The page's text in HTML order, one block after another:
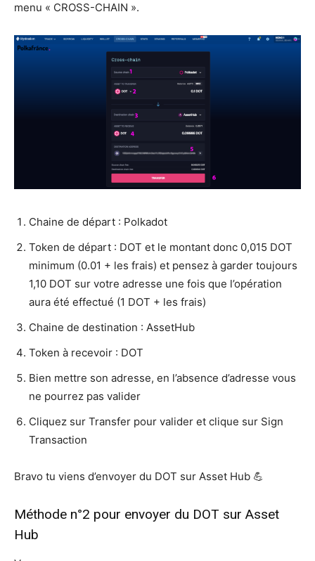
menu « CROSS-CHAIN ».
Chaine de départ : Polkadot
Token de départ : DOT et le montant donc 0,015 DOT
minimum (0.01 + les frais) et pensez à garder toujours
1,10 DOT sur votre adresse une fois que l’opération
aura été effectué (1 DOT + les frais)
Chaine de destination : AssetHub
Token à recevoir : DOT
Bien mettre son adresse, en l’absence d’adresse vous
ne pourrez pas valider
Cliquez sur Transfer pour valider et clique sur Sign
Transaction
Bravo tu viens d’envoyer du DOT sur Asset Hub 💪
Méthode n°2 pour envoyer du DOT sur Asset
Hub